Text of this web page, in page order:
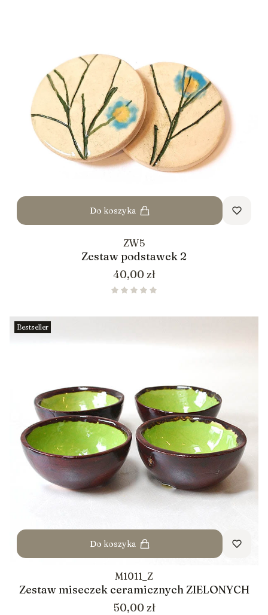
Do koszyka
ZW5
Zestaw podstawek 2
Cena
40,00 zł
Bestseller
Do koszyka
M1011_Z
Zestaw miseczek ceramicznych ZIELONYCH
Cena
50,00 zł